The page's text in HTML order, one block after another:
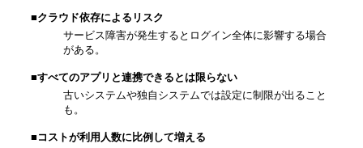
■クラウド依存によるリスク
サービス障害が発生するとログイン全体に影響する場合
がある。
■すべてのアプリと連携できるとは限らない
古いシステムや独自システムでは設定に制限が出ること
も。
■コストが利用人数に比例して増える